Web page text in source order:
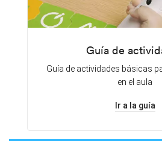
Guía de
Guía de actividades básicas
en el aula
Ir a la guía